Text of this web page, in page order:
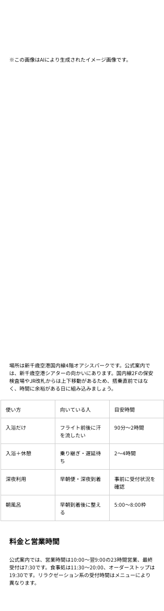
※この画像はAIにより生成されたイメージ画像です。
場所は新千歳空港国内線4階オアシスパークです。公式案内で
は、新千歳空港シアターの向かいにあります。国内線2Fの保安
検査場やJR改札からは上下移動があるため、搭乗直前ではな
く、時間に余裕がある日に組み込みましょう。
使い方 向いている人 目安時間
入浴だけ
フライト前後に汗
を流したい
90分〜2時間
入浴＋休憩
乗り継ぎ・遅延待
ち
2〜4時間
深夜利用 早朝便・深夜到着
事前に受付状況を
確認
朝風呂
早朝到着後に整え
る
5:00〜8:00枠
料金と営業時間
公式案内では、営業時間は10:00〜翌9:00の23時間営業、最終
受付は7:30です。食事処は11:30〜20:00、オーダーストップは
19:30です。リラクゼーション系の受付時間はメニューにより
異なります。